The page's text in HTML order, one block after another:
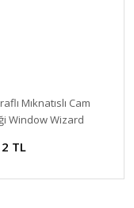
Mıknatıslı Cam
Window Wizard
TL